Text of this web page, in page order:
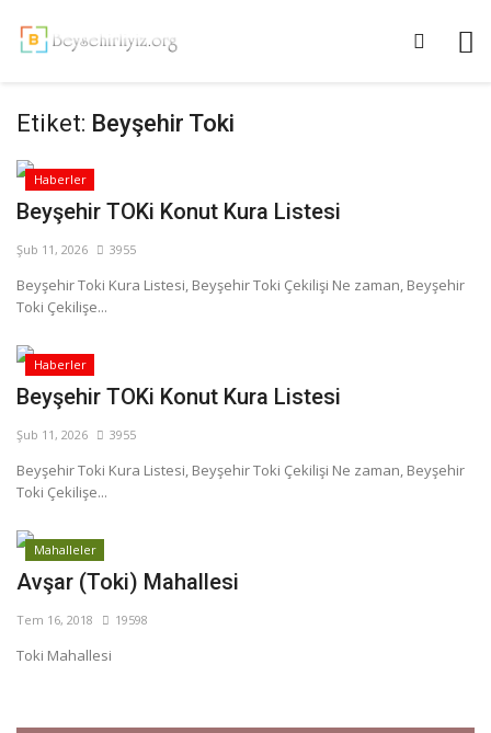
Etiket: Beyşehir Toki
Haberler
Beyşehir TOKi Konut Kura Listesi
Şub 11, 2026 3955
Beyşehir Toki Kura Listesi, Beyşehir Toki Çekilişi Ne zaman, Beyşehir
Toki Çekilişe...
Haberler
Beyşehir TOKi Konut Kura Listesi
Şub 11, 2026 3955
Beyşehir Toki Kura Listesi, Beyşehir Toki Çekilişi Ne zaman, Beyşehir
Toki Çekilişe...
Mahalleler
Avşar (Toki) Mahallesi
Tem 16, 2018 19598
Toki Mahallesi